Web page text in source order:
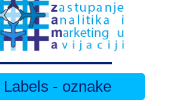
Labels - oznake